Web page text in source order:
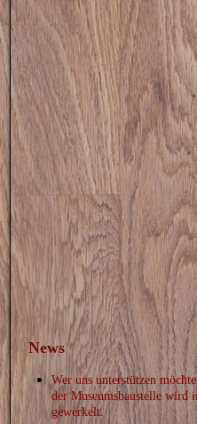
News
Wer uns unterstützen
der Museumsbaustelle wird
gewerkelt.